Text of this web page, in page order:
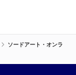
ソードアート・オンラ